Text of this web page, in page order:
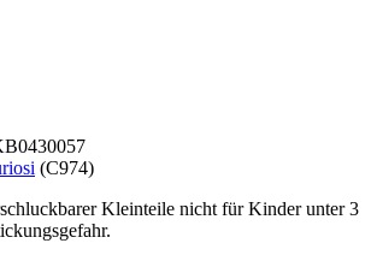
(C974)
Kleinteile nicht für Kinder unter 3